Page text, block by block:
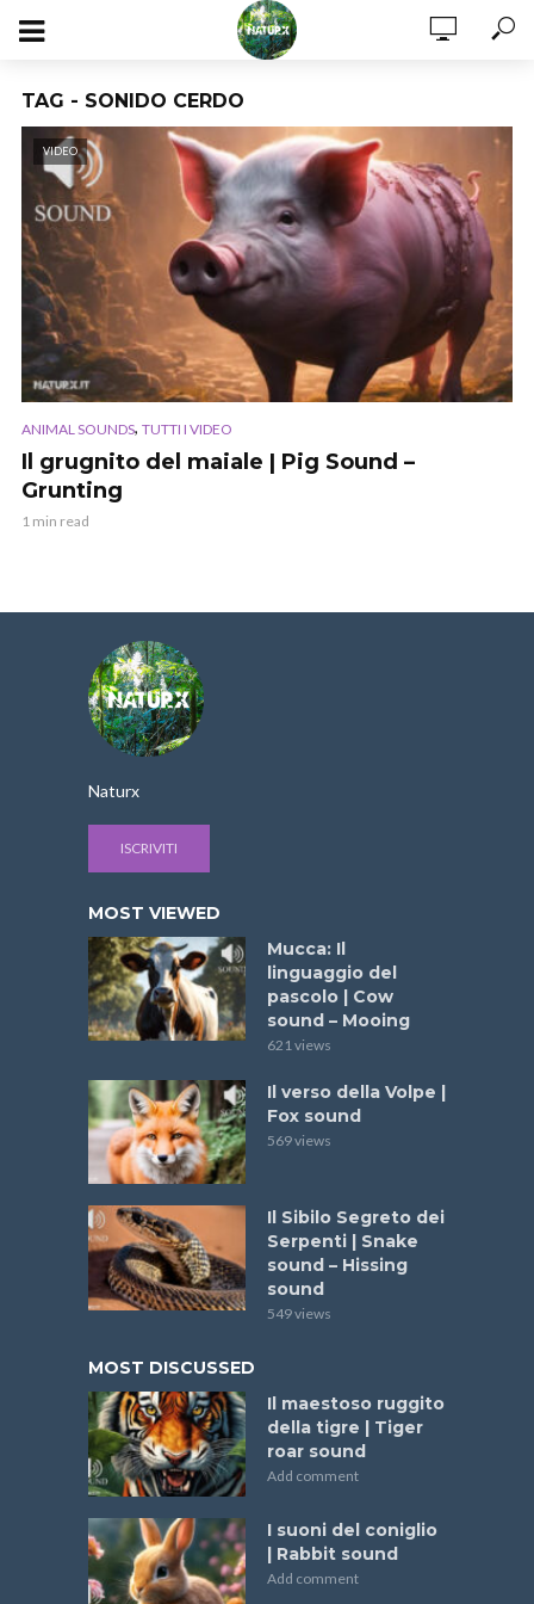
TAG - SONIDO CERDO
VIDEO
ANIMAL SOUNDS, TUTTI I VIDEO
Il grugnito del maiale | Pig Sound –
Grunting
1 min read
Naturx
ISCRIVITI
MOST VIEWED
Mucca: Il
linguaggio del
pascolo | Cow
sound – Mooing
621 views
Il verso della Volpe |
Fox sound
569 views
Il Sibilo Segreto dei
Serpenti | Snake
sound – Hissing
sound
549 views
MOST DISCUSSED
Il maestoso ruggito
della tigre | Tiger
roar sound
Add comment
I suoni del coniglio
| Rabbit sound
Add comment